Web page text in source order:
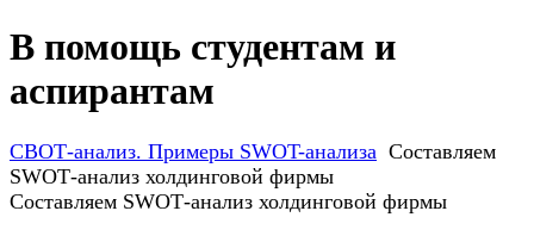
В помощь студентам и
аспирантам
СВОТ-анализ. Примеры SWOT-анализа Составляем
SWОТ-анализ холдинговой фирмы
Составляем SWОТ-анализ холдинговой фирмы